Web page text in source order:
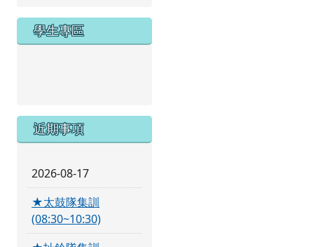
學生專區
近期事項
2026-08-17
★太鼓隊集訓
(08:30~10:30)